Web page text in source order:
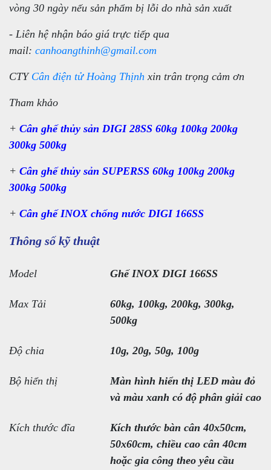
vòng 30 ngày nếu sản phẩm bị lỗi do nhà sản xuất
- Liên hệ nhận báo giá trực tiếp qua
mail: canhoangthinh@gmail.com
CTY Cân điện tử Hoàng Thịnh xin trân trọng cảm ơn
Tham khảo
+ Cân ghế thủy sản DIGI 28SS 60kg 100kg 200kg
300kg 500kg
+ Cân ghế thủy sản SUPERSS 60kg 100kg 200kg
300kg 500kg
+ Cân ghế INOX chống nước DIGI 166SS
Thông số kỹ thuật
Model Ghế INOX DIGI 166SS
Max Tải
60kg, 100kg, 200kg, 300kg,
500kg
Độ chia 10g, 20g, 50g, 100g
Bộ hiển thị
Màn hình hiển thị LED màu đỏ
và màu xanh có độ phân giải cao
Kích thước đĩa
Kích thước bàn cân 40x50cm,
50x60cm, chiều cao cân 40cm
hoặc gia công theo yêu cầu